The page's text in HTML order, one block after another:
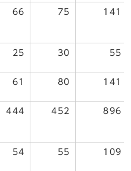
66 75 141
25 30 55
61 80 141
444 452 896
54 55 109